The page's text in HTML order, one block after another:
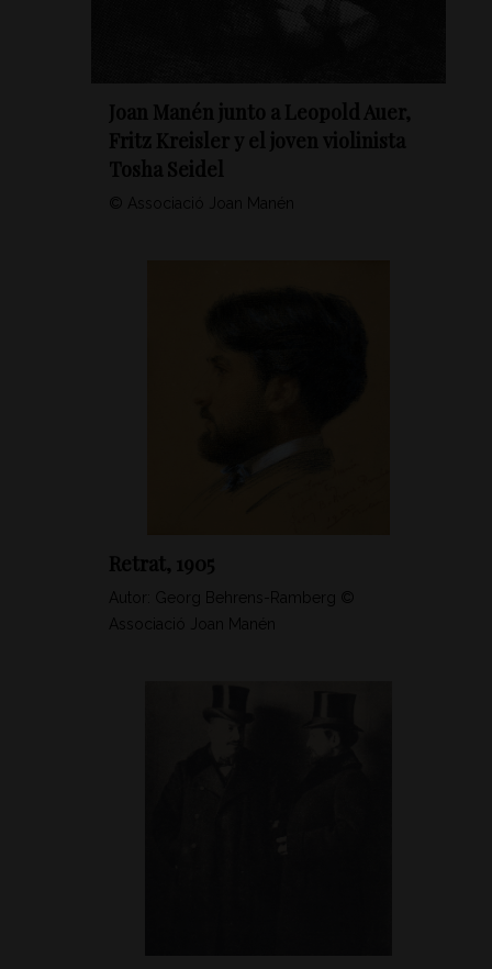
Joan Manén junto a Leopold Auer,
Fritz Kreisler y el joven violinista
Tosha Seidel
© Associació Joan Manén
Retrat, 1905
Autor: Georg Behrens-Ramberg ©
Associació Joan Manén